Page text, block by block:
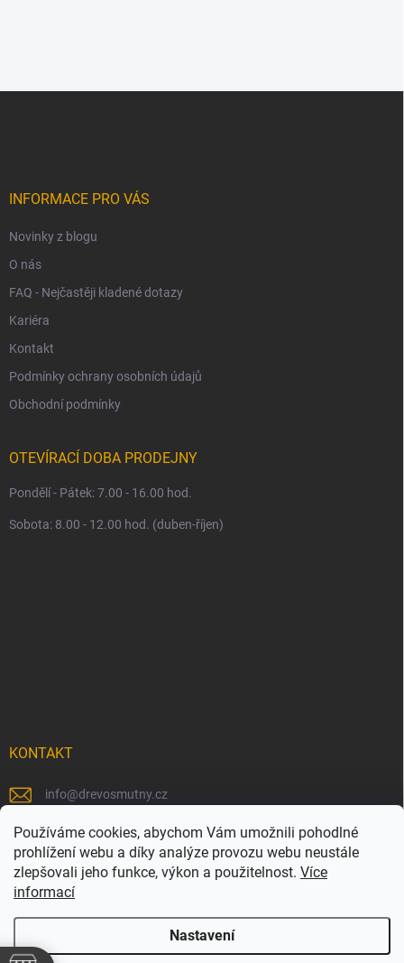
Používáme cookies, abychom Vám umožnili pohodlné
prohlížení webu a díky analýze provozu webu neustále
zlepšovali jeho funkce, výkon a použitelnost. Více
informací
Nastavení
INFORMACE PRO VÁS
Novinky z blogu
O nás
FAQ - Nejčastěji kladené dotazy
Kariéra
Kontakt
Podmínky ochrany osobních údajů
Obchodní podmínky
OTEVÍRACÍ DOBA PRODEJNY
Pondělí - Pátek: 7.00 - 16.00 hod.
Sobota: 8.00 - 12.00 hod. (duben-říjen)
KONTAKT
info@drevosmutny.cz
+420 725 710 840
https://www.facebook.com/drevosmutny/
drevosmutny/